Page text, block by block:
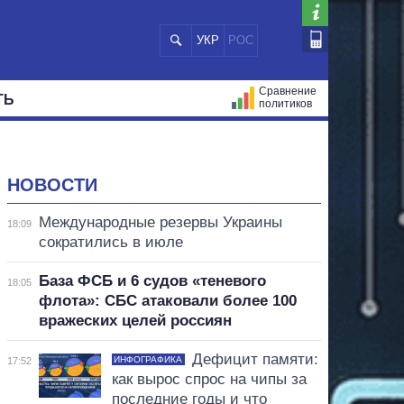
УКР РОС
Сравнение
политиков
НОВОСТИ
18:09
Международные резервы Украины
сократились в июле
18:05
База ФСБ и 6 судов «теневого
флота»: СБС атаковали более 100
вражеских целей россиян
17:52 ИНФОГРАФИКА
Дефицит памяти:
как вырос спрос на чипы за
последние годы и что